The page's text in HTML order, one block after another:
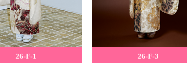
26-F-1 26-F-3